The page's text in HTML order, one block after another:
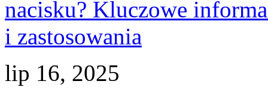
lip 16, 2025